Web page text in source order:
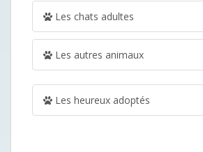
Les chats adultes
Les autres animaux
Les heureux adoptés